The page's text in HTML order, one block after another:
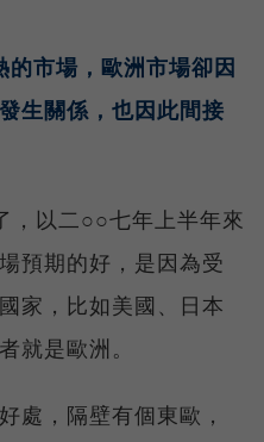
市場，歐洲市場卻因
生關係，也因此間接
，以二○○七年上半年來
預期的好，是因為受
家，比如美國、日本
就是歐洲。
處，隔壁有個東歐，